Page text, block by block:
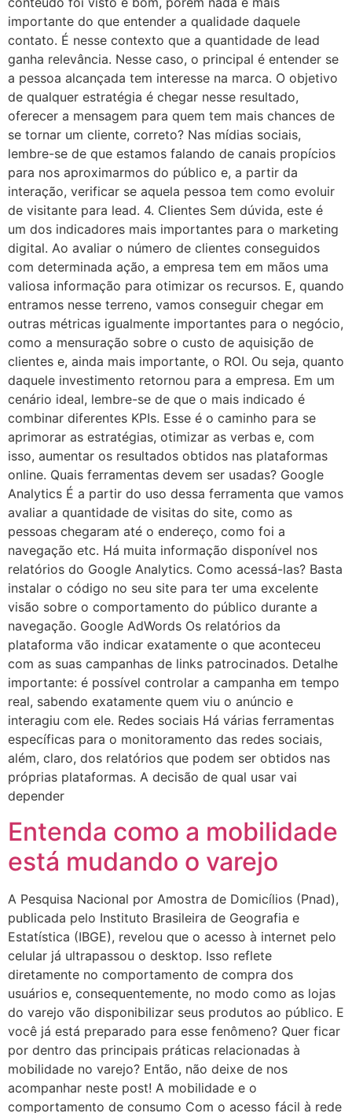
importante do que entender a qualidade daquele
contato. É nesse contexto que a quantidade de lead
ganha relevância. Nesse caso, o principal é entender se
a pessoa alcançada tem interesse na marca. O objetivo
de qualquer estratégia é chegar nesse resultado,
oferecer a mensagem para quem tem mais chances de
se tornar um cliente, correto? Nas mídias sociais,
lembre-se de que estamos falando de canais propícios
para nos aproximarmos do público e, a partir da
interação, verificar se aquela pessoa tem como evoluir
de visitante para lead. 4. Clientes Sem dúvida, este é
um dos indicadores mais importantes para o marketing
digital. Ao avaliar o número de clientes conseguidos
com determinada ação, a empresa tem em mãos uma
valiosa informação para otimizar os recursos. E, quando
entramos nesse terreno, vamos conseguir chegar em
outras métricas igualmente importantes para o negócio,
como a mensuração sobre o custo de aquisição de
clientes e, ainda mais importante, o ROI. Ou seja, quanto
daquele investimento retornou para a empresa. Em um
cenário ideal, lembre-se de que o mais indicado é
combinar diferentes KPIs. Esse é o caminho para se
aprimorar as estratégias, otimizar as verbas e, com
isso, aumentar os resultados obtidos nas plataformas
online. Quais ferramentas devem ser usadas? Google
Analytics É a partir do uso dessa ferramenta que vamos
avaliar a quantidade de visitas do site, como as
pessoas chegaram até o endereço, como foi a
navegação etc. Há muita informação disponível nos
relatórios do Google Analytics. Como acessá-las? Basta
instalar o código no seu site para ter uma excelente
visão sobre o comportamento do público durante a
navegação. Google AdWords Os relatórios da
plataforma vão indicar exatamente o que aconteceu
com as suas campanhas de links patrocinados. Detalhe
importante: é possível controlar a campanha em tempo
real, sabendo exatamente quem viu o anúncio e
interagiu com ele. Redes sociais Há várias ferramentas
específicas para o monitoramento das redes sociais,
além, claro, dos relatórios que podem ser obtidos nas
próprias plataformas. A decisão de qual usar vai
depender
Entenda como a mobilidade
está mudando o varejo
A Pesquisa Nacional por Amostra de Domicílios (Pnad),
publicada pelo Instituto Brasileira de Geografia e
Estatística (IBGE), revelou que o acesso à internet pelo
celular já ultrapassou o desktop. Isso reflete
diretamente no comportamento de compra dos
usuários e, consequentemente, no modo como as lojas
do varejo vão disponibilizar seus produtos ao público. E
você já está preparado para esse fenômeno? Quer ficar
por dentro das principais práticas relacionadas à
mobilidade no varejo? Então, não deixe de nos
acompanhar neste post! A mobilidade e o
comportamento de consumo Com o acesso fácil à rede